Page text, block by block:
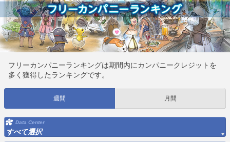
フリーカンパニーランキングは期間内にカンパニークレジットを
多く獲得したランキングです。
週間 月間
Data Center
すべて選択